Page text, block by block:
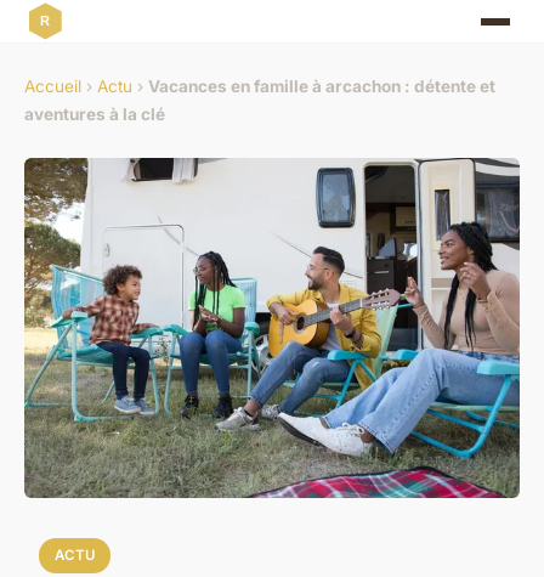
Accueil › Actu › Vacances en famille à arcachon : détente et
aventures à la clé
ACTU